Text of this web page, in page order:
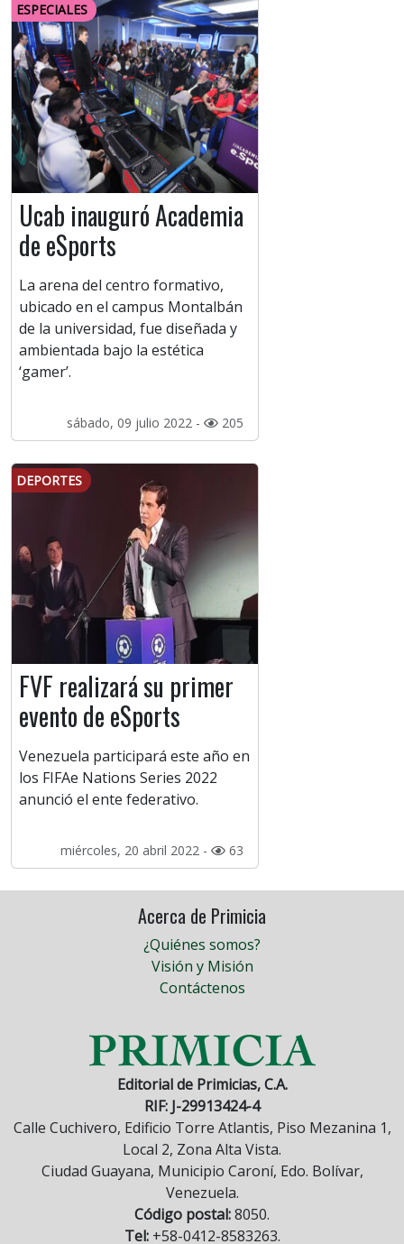
ESPECIALES
Ucab inauguró Academia
de eSports
La arena del centro formativo,
ubicado en el campus Montalbán
de la universidad, fue diseñada y
ambientada bajo la estética
‘gamer’.
sábado, 09 julio 2022 - 205
DEPORTES
FVF realizará su primer
evento de eSports
Venezuela participará este año en
los FIFAe Nations Series 2022
anunció el ente federativo.
miércoles, 20 abril 2022 - 63
Acerca de Primicia
¿Quiénes somos?
Visión y Misión
Contáctenos
Editorial de Primicias, C.A.
RIF: J-29913424-4
Calle Cuchivero, Edificio Torre Atlantis, Piso Mezanina 1,
Local 2, Zona Alta Vista.
Ciudad Guayana, Municipio Caroní, Edo. Bolívar,
Venezuela.
Código postal:8050.
Tel:+58-0412-8583263.